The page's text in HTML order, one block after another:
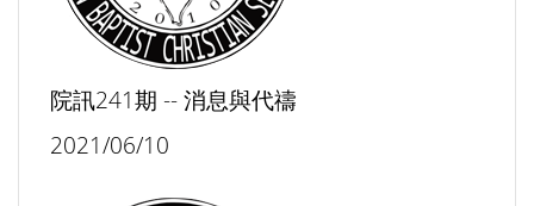
院訊241期 -- 消息與代禱
2021/06/10